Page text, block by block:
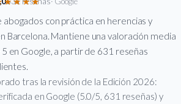
abogados con práctica en herencias y
Barcelona. Mantiene una valoración media
en Google, a partir de 631 reseñas
tras la revisión de la Edición 2026:
en Google (5.0/5, 631 reseñas) y